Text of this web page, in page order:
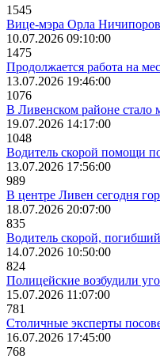
1545
Вице-мэра Орла
10.07.2026 09:10:00
1475
Продолжается работа на
13.07.2026 19:46:00
1076
В Ливенском районе стало
19.07.2026 14:17:00
1048
Водитель скорой помощи
13.07.2026 17:56:00
989
В центре Ливен сегодня
18.07.2026 20:07:00
835
Водитель скорой,
14.07.2026 10:50:00
824
Полицейские возбудили
15.07.2026 11:07:00
781
Столичные эксперты
16.07.2026 17:45:00
768